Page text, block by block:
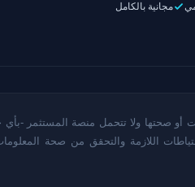
مجانية بالكامل
أو صحتها ولا تتحمل منصة المستثمر -بأي
اللازمة والتحقق من صحة